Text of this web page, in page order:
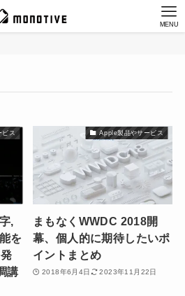
MENU
ス
,
を
講
Apple製品やサービス
まもなくWWDC 2018開
幕、個人的に期待したいポ
イントまとめ
2018年6月4日 2023年11月22日